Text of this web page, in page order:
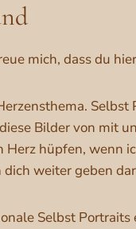
mich, dass du
Bilder von mit
hüpfen, wenn
weiter geben
Selbst